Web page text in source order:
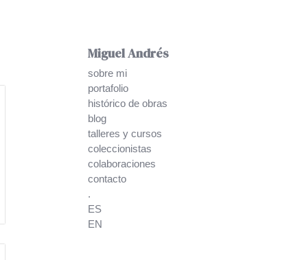
Miguel Andrés
sobre mi
portafolio
histórico de obras
blog
talleres y cursos
coleccionistas
colaboraciones
contacto
.
ES
EN